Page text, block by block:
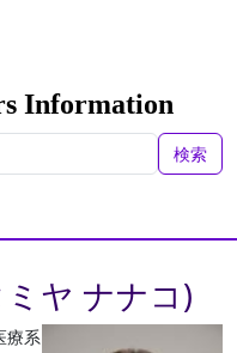
Information
検索
ヤ ナナコ)
療系